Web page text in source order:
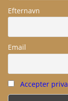
Efternavn
Email
Accepter